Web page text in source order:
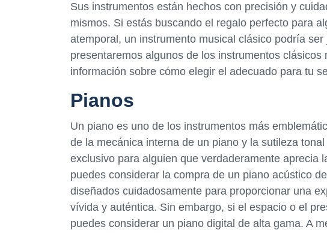
Sus instrumentos están hechos con precisión y
mismos. Si estás buscando el regalo perfecto para
atemporal, un instrumento musical clásico podría
presentaremos algunos de los instrumentos
información sobre cómo elegir el adecuado para tu
Pianos
Un piano es uno de los instrumentos más
de la mecánica interna de un piano y la sutileza
exclusivo para alguien que verdaderamente aprecia
puedes considerar la compra de un piano acústico
diseñados cuidadosamente para proporcionar una
vívida y auténtica. Sin embargo, si el espacio o el
puedes considerar un piano digital de alta gama. A